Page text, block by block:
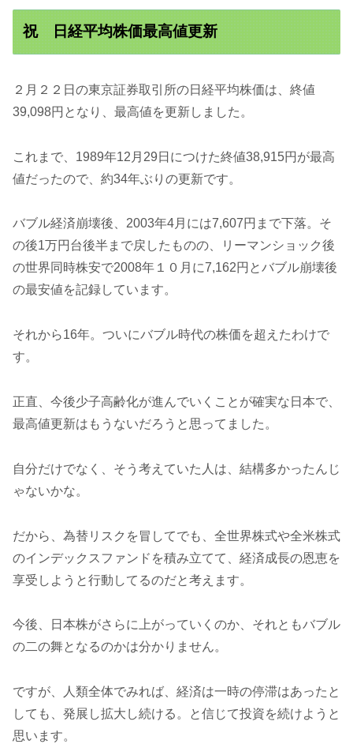
祝 日経平均株価最高値更新
２月２２日の東京証券取引所の日経平均株価は、終値
39,098円となり、最高値を更新しました。
これまで、1989年12月29日につけた終値38,915円が最高
値だったので、約34年ぶりの更新です。
バブル経済崩壊後、2003年4月には7,607円まで下落。そ
の後1万円台後半まで戻したものの、リーマンショック後
の世界同時株安で2008年１０月に7,162円とバブル崩壊後
の最安値を記録しています。
それから16年。ついにバブル時代の株価を超えたわけで
す。
正直、今後少子高齢化が進んでいくことが確実な日本で、
最高値更新はもうないだろうと思ってました。
自分だけでなく、そう考えていた人は、結構多かったんじ
ゃないかな。
だから、為替リスクを冒してでも、全世界株式や全米株式
のインデックスファンドを積み立てて、経済成長の恩恵を
享受しようと行動してるのだと考えます。
今後、日本株がさらに上がっていくのか、それともバブル
の二の舞となるのかは分かりません。
ですが、人類全体でみれば、経済は一時の停滞はあったと
しても、発展し拡大し続ける。と信じて投資を続けようと
思います。